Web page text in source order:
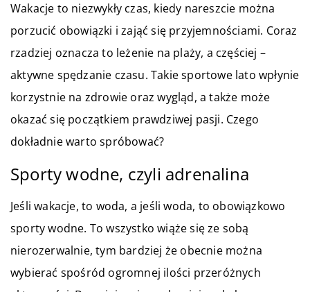
Wakacje to niezwykły czas, kiedy nareszcie można
porzucić obowiązki i zająć się przyjemnościami. Coraz
rzadziej oznacza to leżenie na plaży, a częściej –
aktywne spędzanie czasu. Takie sportowe lato wpłynie
korzystnie na zdrowie oraz wygląd, a także może
okazać się początkiem prawdziwej pasji. Czego
dokładnie warto spróbować?
Sporty wodne, czyli adrenalina
Jeśli wakacje, to woda, a jeśli woda, to obowiązkowo
sporty wodne. To wszystko wiąże się ze sobą
nierozerwalnie, tym bardziej że obecnie można
wybierać spośród ogromnej ilości przeróżnych